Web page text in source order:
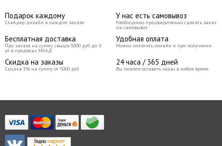
ухаживает за ногтями, не пересушивая
их, а большой объем отлично
подойдет для использования в салоне.
Подарок каждому
Слайдер-дизайн в каждом заказе
У нас есть самовывоз
Необходимо предварительно сделать заказ
на самовывоз
Бесплатная доставка
При заказе на сумму свыше 5000 руб до 3
кг в пределах МКАД
Удобная оплата
Можно оплатить онлайн и при получении
Скидка на заказы
Скидка 5% на сумму от 5000 руб
24 часа / 365 дней
Вы можете оставить заказ в любое время